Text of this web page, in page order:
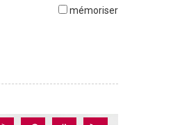
mémoriser